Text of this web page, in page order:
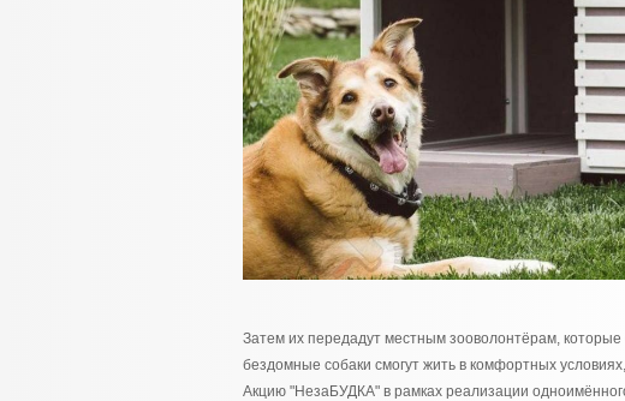
Затем их передадут местным зооволонтёрам,
бездомные собаки смогут жить в комфортных
Акцию "НезаБУДКА" в рамках реализации